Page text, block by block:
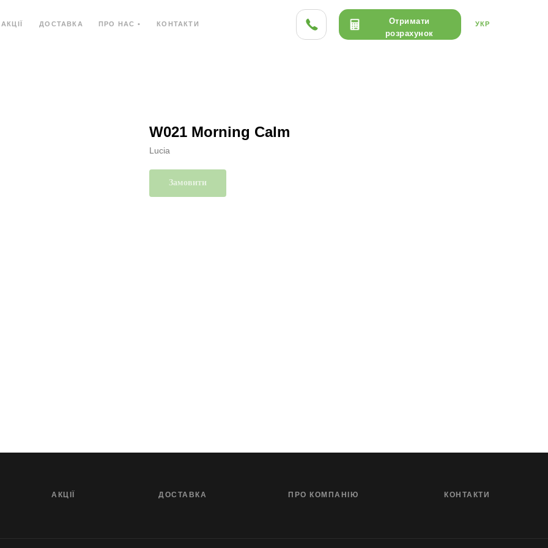
АКЦІЇ ДОСТАВКА ПРО НАС • КОНТАКТИ УКР
Отримати
розрахунок
W021 Morning Calm
Lucia
Замовити
АКЦІЇ ДОСТАВКА ПРО КОМПАНІЮ КОНТАКТИ